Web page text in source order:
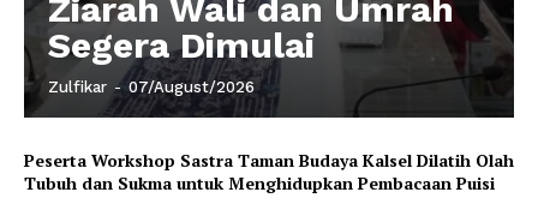
Ziarah Wali dan Umrah
Segera Dimulai
Zulfikar - 07/August/2026
Peserta Workshop Sastra Taman Budaya Kalsel Dilatih Olah
Tubuh dan Sukma untuk Menghidupkan Pembacaan Puisi